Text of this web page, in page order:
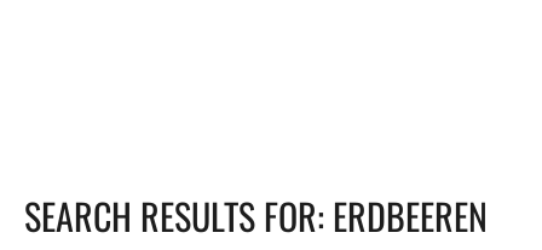
SEARCH RESULTS FOR: ERDBEEREN